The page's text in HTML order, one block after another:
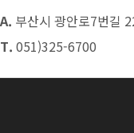
A. 부산시 광안로7번길
T. 051)325-6700